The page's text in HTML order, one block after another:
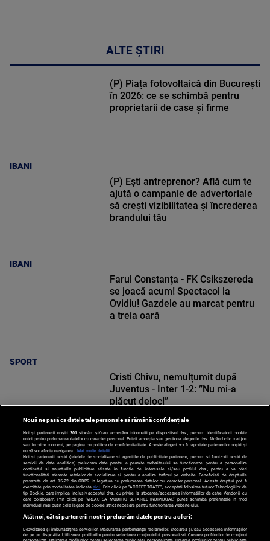
ALTE ȘTIRI
IBANI
(P) Piața fotovoltaică din București
în 2026: ce se schimbă pentru
proprietarii de case și firme
IBANI
(P) Ești antreprenor? Află cum te
ajută o campanie de advertoriale
să crești vizibilitatea și încrederea
brandului tău
SPORT
Farul Constanța - FK Csikszereda
se joacă acum! Spectacol la
Ovidiu! Gazdele au marcat pentru
a treia oară
SPORT
Cristi Chivu, nemulțumit după
Juventus - Inter 1-2: ”Nu mi-a
plăcut deloc!”
Nouă ne pasă ca datele tale personale să rămână confidențiale
Noi și partenerii noștri 201 stocăm și/sau accesăm informații pe dispozitivul dvs., precum identificatorii cookie
unici pentru prelucrarea datelor cu caracter personal. Puteți accepta sau gestiona alegerile dvs. făcând clic mai jos
sau în orice moment, pe pagina cu politica de confidențialitate. Aceste alegeri vor fi raportate partenerilor noștri și
nu vă vor afecta navigarea.
Mai multe detalii
Noi si partenerii nostri (retelele de socializare si agentiile de publicitate partenere, precum si furnizorii nostri de
servicii de date analitice) prelucram date pentru a permite website-ului sa functioneze, pentru a personaliza
continutul si anunturile publicitare afisate in functie de interesele si/sau profilul dvs., pentru a va oferi
functionalitati aferente retelelor de socializare si pentru a analiza traficul pe website. Beneficiati de drepturile
prevazute de art. 15-22 din GDPR in legatura cu prelucrarea datelor cu caracter personal. Aceste drepturi pot fi
exercitate prin modalitatea indicataaici . Prin click pe “ACCEPT TOATE”, acceptati folosirea tuturor Tehnologiilor de
tip Cookie, care implica inclusiv acceptul dvs. cu privire la stocarea/accesarea informatiilor de catre Vendor-ii cu
care colaboram. Prin click pe “VREAU SA MODIFIC SETARILE INDIVIDUAL” puteti schimba preferintele in mod
individual, mai putin cele legate de cookie strict necesare pentru functionarea website-ului.
Atât noi, cât și partenerii noștri prelucrăm datele pentru a oferi:
Dezvoltarea și îmbunătățirea serviciilor. Măsurarea performanței reclamelor. Stocarea și/sau accesarea informațiilor
de pe un dispozitiv. Utilizarea profilurilor pentru selectarea conținutului personalizat. Crearea profilurilor de conținut